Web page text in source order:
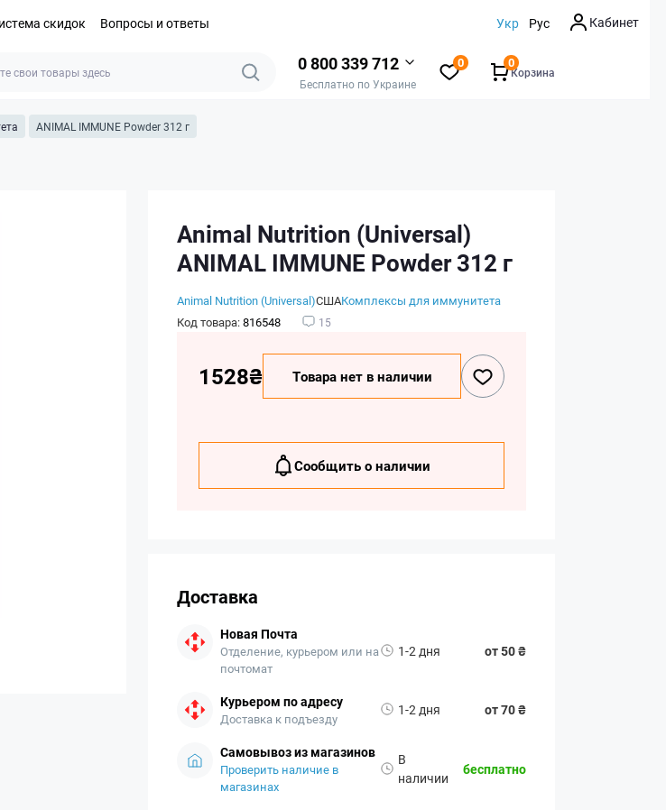
скидок Вопросы и ответы Укр Рус Кабинет
0 800 339 712
Бесплатно по Украине
0
Корзина
0
ANIMAL IMMUNE Powder 312 г
Animal Nutrition (Universal)
ANIMAL IMMUNE Powder 312 г
Animal Nutrition (Universal)СШАКомплексы для иммунитета
Код товара:816548 15
1528₴ Товара нет в наличии
Сообщить о наличии
Доставка
Новая Почта
Отделение, курьером или на
почтомат
1-2 дня от 50 ₴
Курьером по адресу
Доставка к подъезду
1-2 дня от 70 ₴
Самовывоз из магазинов
Проверить наличие в
магазинах
В
наличии
бесплатно